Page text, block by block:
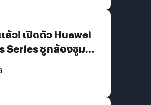
ล้ว! เปิดตัว Huawei
Series ชูกล้องซูม